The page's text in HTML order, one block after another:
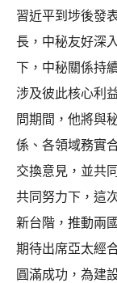
習近平到埗後發
長，中秘友好深
下，中秘關係持
涉及彼此核心利
問期間，他將與
係、各領域務實
交換意見，並共
共同努力下，這
新台階，推動兩
期待出席亞太經
圓滿成功，為建